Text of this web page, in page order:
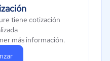
tiene cotización
más información.